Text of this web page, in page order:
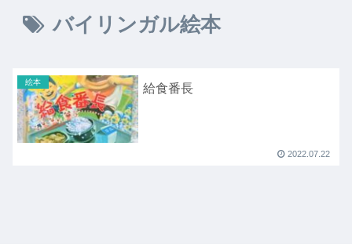
バイリンガル絵本
絵本 給食番長
2022.07.22